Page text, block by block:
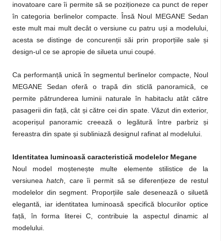
inovatoare care îi permite să se poziționeze ca punct de reper
în categoria berlinelor compacte. Însă Noul MEGANE Sedan
este mult mai mult decât o versiune cu patru uși a modelului,
acesta se distinge de concurenții săi prin proporțiile sale și
design-ul ce se apropie de silueta unui coupé.
Ca performanță unică în segmentul berlinelor compacte, Noul
MEGANE Sedan oferă o trapă din sticlă panoramică, ce
permite pătrunderea luminii naturale în habitaclu atât către
pasagerii din față, cât și către cei din spate. Văzut din exterior,
acoperișul panoramic creează o legătură între parbriz și
fereastra din spate și subliniază designul rafinat al modelului.
Identitatea luminoasă caracteristică modelelor Megane
Noul model moștenește multe elemente stilistice de la
versiuneahatch , care îi permit să se diferențieze de restul
modelelor din segment. Proporțiile sale desenează o siluetă
elegantă, iar identitatea luminoasă specifică blocurilor optice
față, în forma literei C, contribuie la aspectul dinamic al
modelului.